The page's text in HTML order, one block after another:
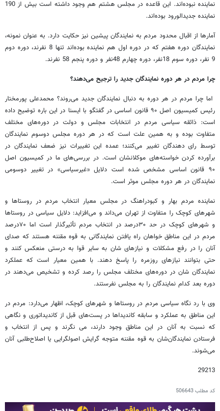
نماینده نبوده‌اند. این قاعده در مجلس هشتم هم وجود داشته است بیش از 190
نماینده جدیدالورود بوده‌اند.
آمارها از اقبال محدود مردم به نمایندگان پیشین نیز حکایت دارد. به عنوان نمونه،
نمایندگان دوره هفتم که در دوره اول هم نماینده بوده‌اند تنها 8 نفرند، دوره دوم
9 نفر، دوره سوم 18نفر، دوره چهارم 48نفر و دوره پنجم 58 نفرند.
چرا مردم در هر دوره نمایندگان جدید را ترجیح می‌دهند؟
اما چرا مردم در هر دوره به دنبال نمایندگان جدید می‌روند؟ محمدعلی پورمختار
رئیس کمیسیون اصل ۹۰ قانون اساسی در گفتگو با ایسنا در این باره توضیح داده
است: ذائقه سیاسی مردم در انتخابات مجلس و دولت در دوره‌های مختلف
متفاوت بوده و به همین علت است که در هر دوره مجلس دوسوم نمایندگان
توسط رای دهندگان تغییر می‌کنند؛ عمده این تغییرات نیز ضعف نمایندگان در
برآورده کردن خواسته‌های موکلانشان است. در بررسی‌های ما در کمیسیون اصل
۹۰ قانون اساسی مشخص شده است دلایل «غیرسیاسی» در تغییر دوسومی
نمایندگان در هر دوره مجلس موثر است.
نماینده مردم بهار و کبودراهنگ در مجلس معیار انتخاب مردم در روستاها و
شهرهای کوچک را متفاوت از تهران می‌داند و می‌افزاید: دلایل سیاسی در روستاها
و شهرهای کوچک در حد ۳۰درصد در انتخاب مردم تأثیرگذار است اما ۷۰درصد
مردم در این مناطق خواهان راه یافتن نمایندگانی به قوه مقننه هستند که صدای
آنان را در رفع مشکلات و نیازهای شان به سایر قوا به درستی منعکس کنند و
حتی بتوانند نیازهای روزمره را پاسخ دهند. با همین معیار است که عملکرد
نمایندگان شان در دوره‌های مختلف مجلس را رصد کرده و تشخیص می‌دهند در
دوره بعد کدام نمایندگان را به مجلس نفرستند.
وی با رد نگاه سیاسی مردم در روستاها و شهرهای کوچک، اظهار می‌دارد: مردم در
این مناطق به عملکرد و سابقه کاندیداها در پست‌های قبل از کاندیداتوری و نگاهی
که نسبت به آنان در این مناطق وجود دارند، می نگرند و پس از انتخاب و
فرستادن نمایندگان‌شان به قوه مقننه متوجه گرایش اصولگرایی یا اصلاح‌طلبی آنان
می‌شوند.
29213
کد مطلب506643